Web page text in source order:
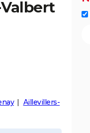
Aillevillers-